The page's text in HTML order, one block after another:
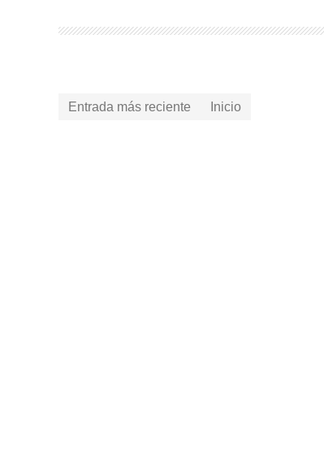
Entrada más reciente Inicio